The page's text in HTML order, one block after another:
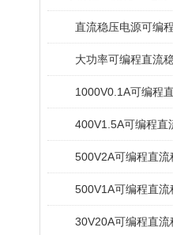
直流稳压电源可编程
大功率可编程直流
500V2A可编程直流
500V1A可编程直流
30V20A可编程直流